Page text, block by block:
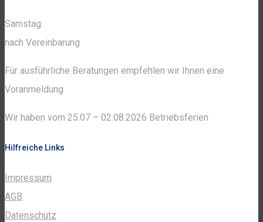
Samstag:
nach Vereinbarung
Für ausführliche Beratungen empfehlen wir Ihnen eine
Voranmeldung
Wir haben vom 25.07 – 02.08.2026 Betriebsferien
Hilfreiche Links
Impressum
AGB
Datenschutz